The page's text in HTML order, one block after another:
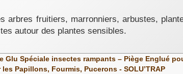
arbres fruitiers, marronniers, arbustes,
autour des plantes sensibles.
Glu Spéciale insectes rampants – Piège Englué
les Papillons, Fourmis, Pucerons - SOLU’TRAP